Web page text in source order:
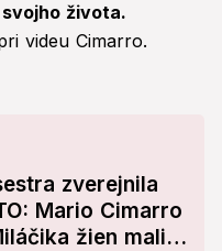
života.
videu Cimarro.
zverejnila
Mario Cimarro
žien mali